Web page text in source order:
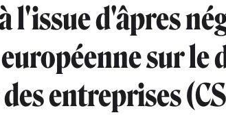
l'issue d'âpres
sur le
entreprises